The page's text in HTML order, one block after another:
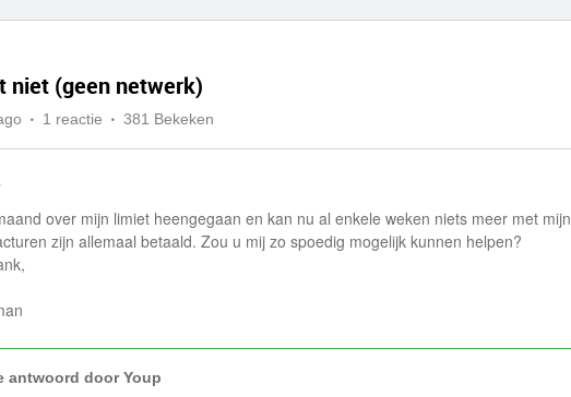
niet (geen netwerk)
1 reactie 381 Bekeken
over mijn limiet heengegaan en kan nu al enkele weken niets meer met mijn
zijn allemaal betaald. Zou u mij zo spoedig mogelijk kunnen helpen?
antwoord doorYoup